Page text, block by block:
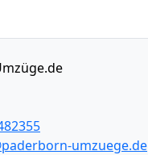
umzuege.de